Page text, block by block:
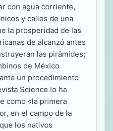
con agua corriente,
y calles de una
la prosperidad de las
de alcanzó antes
las pirámides;
de México
un procedimiento
Science lo ha
como «la primera
en el campo de la
los nativos